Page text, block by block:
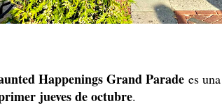
Happenings Grand Parade es
jueves de octubre.